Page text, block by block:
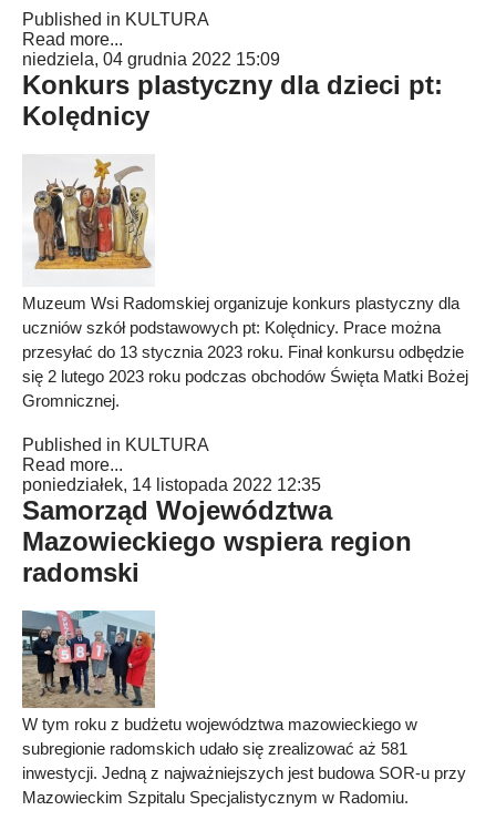
Published in KULTURA
Read more...
niedziela, 04 grudnia 2022 15:09
Konkurs plastyczny dla dzieci pt:
Kolędnicy
Muzeum Wsi Radomskiej organizuje konkurs plastyczny dla
uczniów szkół podstawowych pt: Kolędnicy. Prace można
przesyłać do 13 stycznia 2023 roku. Finał konkursu odbędzie
się 2 lutego 2023 roku podczas obchodów Święta Matki Bożej
Gromnicznej.
Published in KULTURA
Read more...
poniedziałek, 14 listopada 2022 12:35
Samorząd Województwa
Mazowieckiego wspiera region
radomski
W tym roku z budżetu województwa mazowieckiego w
subregionie radomskich udało się zrealizować aż 581
inwestycji. Jedną z najważniejszych jest budowa SOR-u przy
Mazowieckim Szpitalu Specjalistycznym w Radomiu.